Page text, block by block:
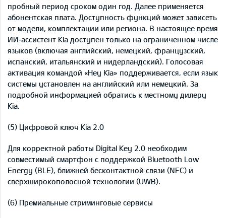
пробный период сроком один год. Далее применяется
абонентская плата. Доступность функций может зависеть
от модели, комплектации или региона. В настоящее время
ИИ‑ассистент Kia доступен только на ограниченном числе
языков (включая английский, немецкий, французский,
испанский, итальянский и нидерландский). Голосовая
активация командой «Hey Kia» поддерживается, если язык
системы установлен на английский или немецкий. За
подробной информацией обратись к местному дилеру
Kia.
(5) Цифровой ключ Kia 2.0
Для корректной работы Digital Key 2.0 необходим
совместимый смартфон с поддержкой Bluetooth Low
Energy (BLE), ближней бесконтактной связи (NFC) и
сверхширокополосной технологии (UWB).
(6) Премиальные стриминговые сервисы